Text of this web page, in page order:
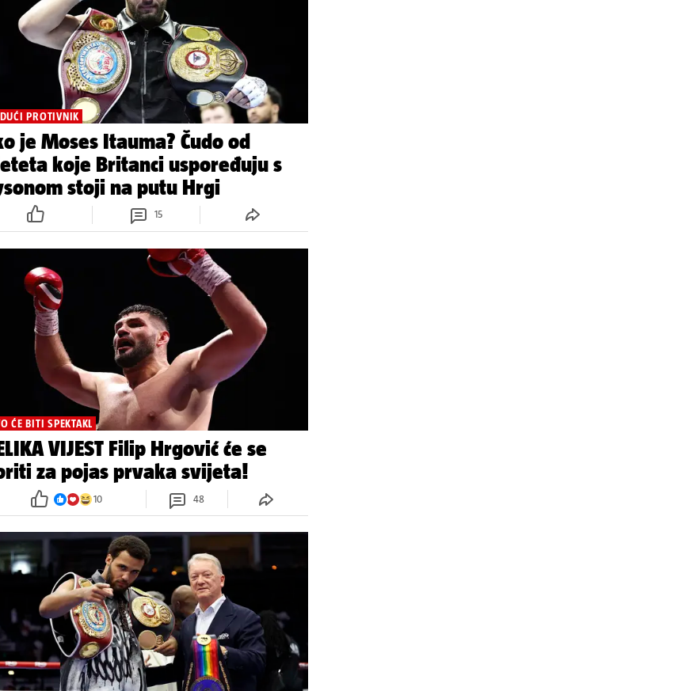
PROTIVNIK
je Moses Itauma? Čudo od
koje Britanci uspoređuju s
stoji na putu Hrgi
15
ĆE BITI SPEKTAKL
VIJEST Filip Hrgović će se
za pojas prvaka svijeta!
10 48